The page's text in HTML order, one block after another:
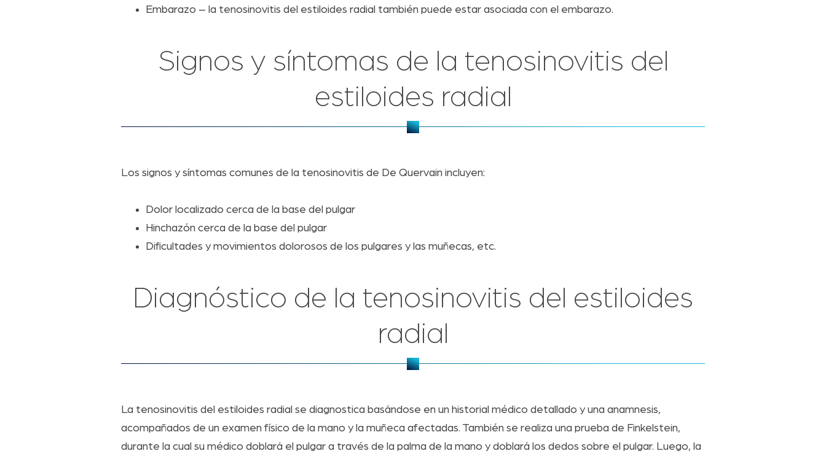
Embarazo – la tenosinovitis del estiloides radial también puede estar asociada con el embarazo.
Signos y síntomas de la tenosinovitis del
estiloides radial
Los signos y síntomas comunes de la tenosinovitis de De Quervain incluyen:
Dolor localizado cerca de la base del pulgar
Hinchazón cerca de la base del pulgar
Dificultades y movimientos dolorosos de los pulgares y las muñecas, etc.
Diagnóstico de la tenosinovitis del estiloides
radial
La tenosinovitis del estiloides radial se diagnostica basándose en un historial médico detallado y una anamnesis,
acompañados de un examen físico de la mano y la muñeca afectadas. También se realiza una prueba de Finkelstein,
durante la cual su médico doblará el pulgar a través de la palma de la mano y doblará los dedos sobre el pulgar. Luego, la